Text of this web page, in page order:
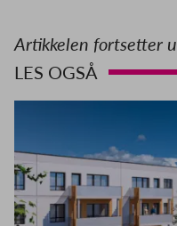
Artikkelen fortsetter
LES OGSÅ